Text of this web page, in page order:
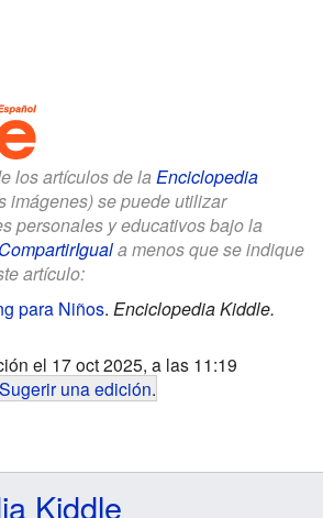
los artículos de la Enciclopedia
imágenes) se puede utilizar
personales y educativos bajo la
a menos que se indique
artículo:
para Niños. Enciclopedia Kiddle.
el 17 oct 2025, a las 11:19
Sugerir una edición.
Kiddle